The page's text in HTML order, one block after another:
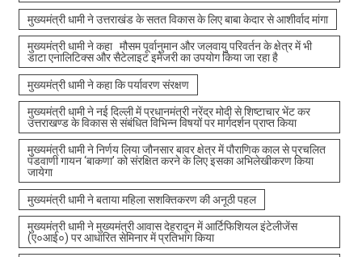
मुख्यमंत्री धामी ने उत्तराखंड के सतत विकास के लिए बाबा केदार से आशीर्वाद मांगा
मुख्यमंत्री धामी ने कहा मौसम पूर्वानुमान और जलवायु परिवर्तन के क्षेत्र में भी
डाटा एनालिटिक्स और सैटेलाइट इमेजरी का उपयोग किया जा रहा है
मुख्यमंत्री धामी ने कहा कि पर्यावरण संरक्षण
मुख्यमंत्री धामी ने नई दिल्ली में प्रधानमंत्री नरेंद्र मोदी से शिष्टाचार भेंट कर
उत्तराखण्ड के विकास से संबंधित विभिन्न विषयों पर मार्गदर्शन प्राप्त किया
मुख्यमंत्री धामी ने निर्णय लिया जौनसार बावर क्षेत्र में पौराणिक काल से प्रचलित
पंडवाणी गायन ‘बाकणा’ को संरक्षित करने के लिए इसका अभिलेखीकरण किया
जायेगा
मुख्यमंत्री धामी ने बताया महिला सशक्तिकरण की अनूठी पहल
मुख्यमंत्री धामी ने मुख्यमंत्री आवास देहरादून में आर्टिफिशियल इंटेलीजेंस
(ए०आई०) पर आधारित सेमिनार में प्रतिभाग किया